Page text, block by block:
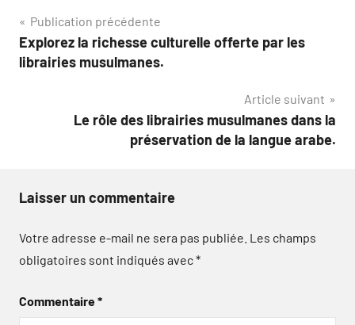
Navigation
de
Publication précédente
Explorez la richesse culturelle offerte par les
librairies musulmanes.
Article suivant
Le rôle des librairies musulmanes dans la
préservation de la langue arabe.
Laisser un commentaire
Votre adresse e-mail ne sera pas publiée. Les champs
obligatoires sont indiqués avec*
Commentaire*